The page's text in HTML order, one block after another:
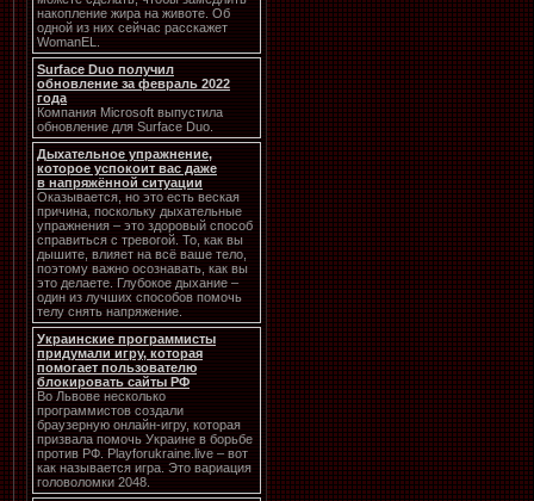
накопление жира на животе. Об
одной из них сейчас расскажет
WomanEL.
Surface Duo получил
обновление за февраль 2022
года
Компания Microsoft выпустила
обновление для Surface Duo.
Дыхательное упражнение,
которое успокоит вас даже
в напряжённой ситуации
Оказывается, но это есть веская
причина, поскольку дыхательные
упражнения – это здоровый способ
справиться с тревогой. То, как вы
дышите, влияет на всё ваше тело,
поэтому важно осознавать, как вы
это делаете. Глубокое дыхание –
один из лучших способов помочь
телу снять напряжение.
Украинские программисты
придумали игру, которая
помогает пользователю
блокировать сайты РФ
Во Львове несколько
программистов создали
браузерную онлайн-игру, которая
призвала помочь Украине в борьбе
против РФ. Playforukraine.live – вот
как называется игра. Это вариация
головоломки 2048.